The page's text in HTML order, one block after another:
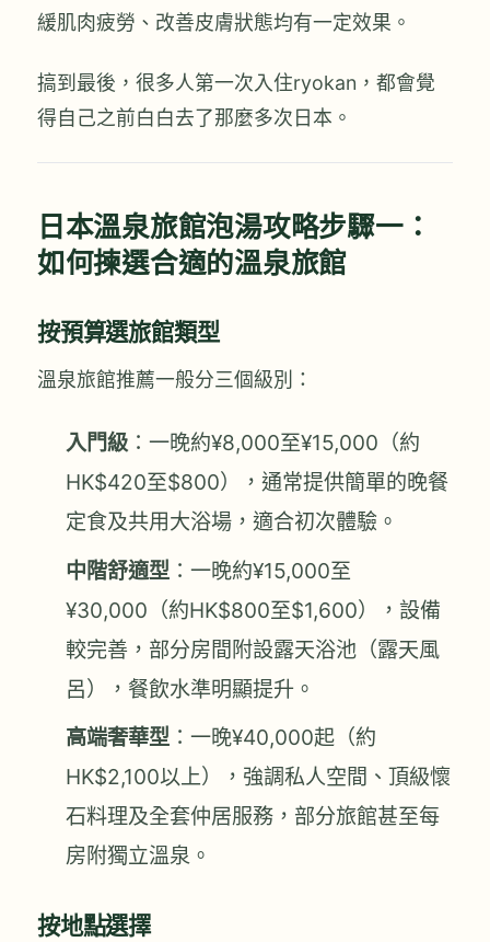
緩肌肉疲勞、改善皮膚狀態均有一定效果。
搞到最後，很多人第一次入住ryokan，都會覺
得自己之前白白去了那麼多次日本。
日本溫泉旅館泡湯攻略步驟一：
如何揀選合適的溫泉旅館
按預算選旅館類型
溫泉旅館推薦一般分三個級別：
入門級：一晚約¥8,000至¥15,000（約
HK$420至$800），通常提供簡單的晚餐
定食及共用大浴場，適合初次體驗。
中階舒適型 ：一晚約¥15,000至
¥30,000（約HK$800至$1,600），設備
較完善，部分房間附設露天浴池（露天風
呂），餐飲水準明顯提升。
高端奢華型：一晚¥40,000起（約
HK$2,100以上），強調私人空間、頂級懷
石料理及全套仲居服務，部分旅館甚至每
房附獨立溫泉。
按地點選擇